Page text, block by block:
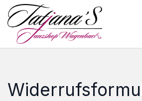
Skip to Content